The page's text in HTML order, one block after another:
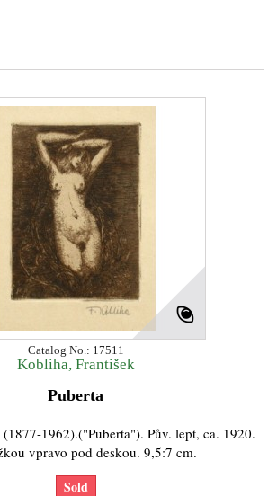
Catalog No.: 17511
Kobliha, František
Puberta
1962).("Puberta"). Pův. lept, ca. 1920.
vpravo pod deskou. 9,5:7 cm.
Sold